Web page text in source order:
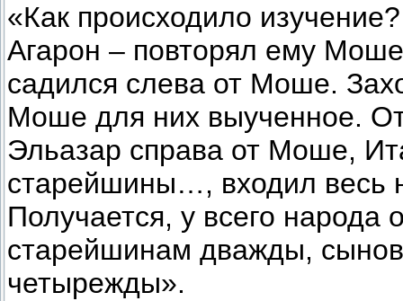
«Как происходило
Агарон – повторял ему
садился слева от Моше.
Моше для них выученное.
Эльазар справа от Моше,
старейшины…, входил весь
Получается, у всего
старейшинам дважды,
четырежды».